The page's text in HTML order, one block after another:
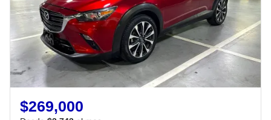
$269,000